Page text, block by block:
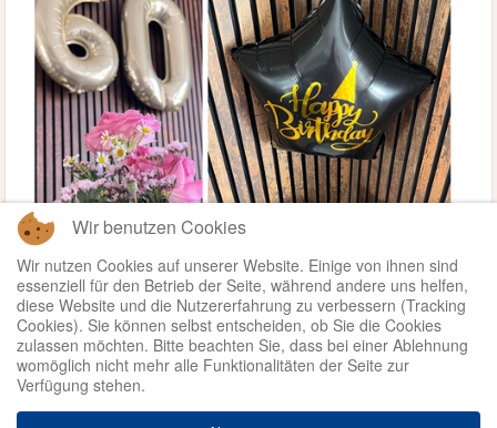
Weiterlesen ...
Wir benutzen Cookies
Wir nutzen Cookies auf unserer Website. Einige von ihnen sind
essenziell für den Betrieb der Seite, während andere uns helfen,
diese Website und die Nutzererfahrung zu verbessern (Tracking
Cookies). Sie können selbst entscheiden, ob Sie die Cookies
zulassen möchten. Bitte beachten Sie, dass bei einer Ablehnung
womöglich nicht mehr alle Funktionalitäten der Seite zur
Verfügung stehen.